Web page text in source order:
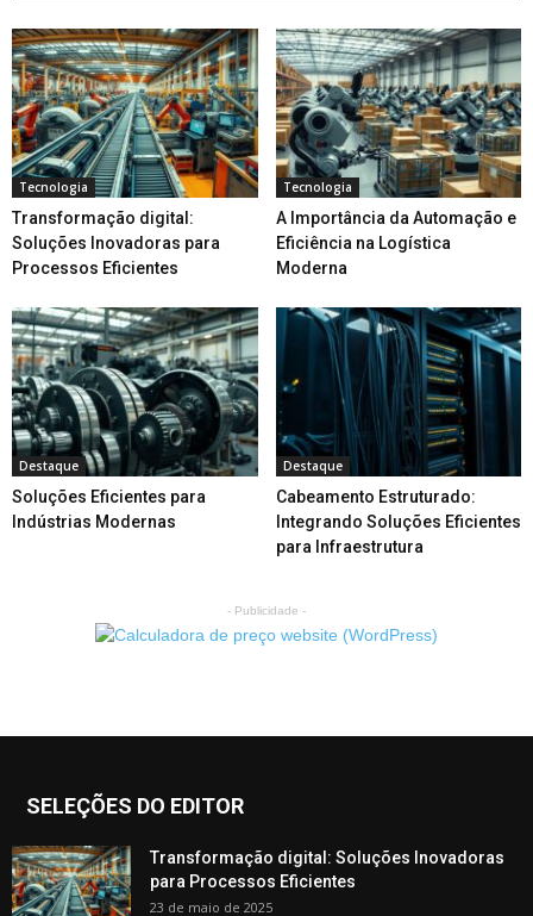
Tecnologia
Transformação digital:
Soluções Inovadoras para
Processos Eficientes
Tecnologia
A Importância da Automação e
Eficiência na Logística
Moderna
Destaque
Soluções Eficientes para
Indústrias Modernas
Destaque
Cabeamento Estruturado:
Integrando Soluções Eficientes
para Infraestrutura
- Publicidade -
SELEÇÕES DO EDITOR
Transformação digital: Soluções Inovadoras
para Processos Eficientes
23 de maio de 2025